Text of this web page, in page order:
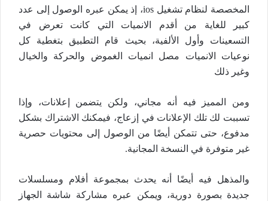
المخصصة لنظام تشغيل ios، إذ يمكن عبره الوصول إلى عدد
كبير للغاية من أقدم الانميات التي كانت تعرض في
التسعينات وأول الألفية، بحيث قام التطبيق بتغطية كل
نوعيات الانميات مصل انميات الغموض والحركة والخيال
وغير ذلك
ومن المميز فيه أنه مجاني، ولكن يتضمن إعلانات، وإذا
تسببت لك تلك الإعلانات في إزعاج، فيمكنك الاشتراك بشكل
مدفوع، حتى تتمكن أيضًا من الوصول إلى محتويات حصرية
غير متوفرة في النسخة المجانية.
والمذهل فيه أيضًا أنه يحدث بمجموعة أفلام ومسلسلات
جديدة بصورة دورية، ويمكن عبره مشاركة شاشة الجهاز